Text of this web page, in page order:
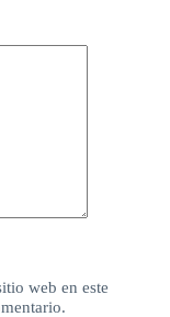
web en este